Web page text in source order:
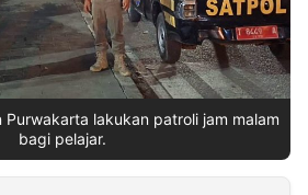
lakukan patroli jam malam
bagi pelajar.